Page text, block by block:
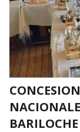
BARILOCHE